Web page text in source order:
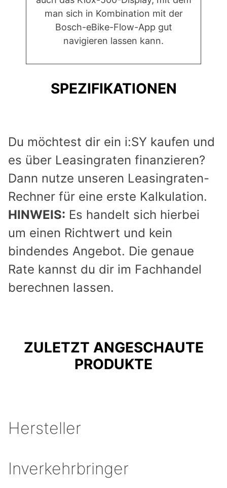
man sich in Kombination mit der
Bosch-eBike-Flow-App gut
navigieren lassen kann.
SPEZIFIKATIONEN
Du möchtest dir ein i:SY kaufen und
es über Leasingraten finanzieren?
Dann nutze unseren Leasingraten-
Rechner für eine erste Kalkulation.
HINWEIS: Es handelt sich hierbei
um einen Richtwert und kein
bindendes Angebot. Die genaue
Rate kannst du dir im Fachhandel
berechnen lassen.
ZULETZT ANGESCHAUTE
PRODUKTE
Hersteller
Inverkehrbringer